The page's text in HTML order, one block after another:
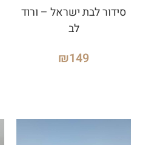
סידור לבת ישראל – ורוד
לב
₪149